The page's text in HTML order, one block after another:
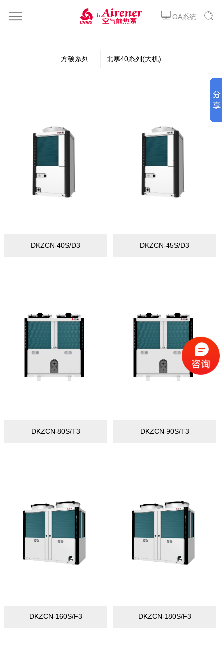
OA系统
方硕系列 北寒40系列(大机)
DKZCN-40S/D3 DKZCN-45S/D3
DKZCN-80S/T3 DKZCN-90S/T3
DKZCN-160S/F3 DKZCN-180S/F3